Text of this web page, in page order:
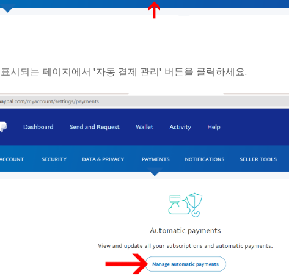
표시되는 페이지에서 '자동 결제 관리' 버튼을 클릭하세요.